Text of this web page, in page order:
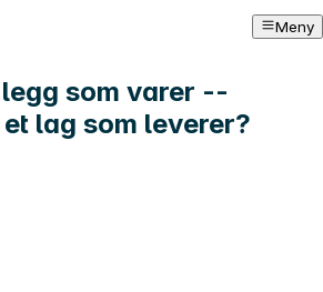
Meny
som varer --
lag som leverer?